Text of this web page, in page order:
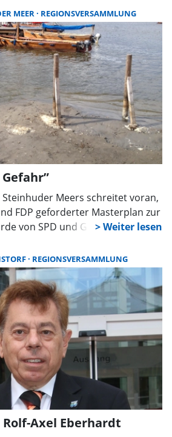
Verkehr und Klimaschutz geplant.
trägt das Zahlenwerk mit, die
„finanziellen Sackgasse”.
MEER REGIONSVERSAMMLUNG
Meers schreitet voran,
FDP geforderter Masterplan zur
von SPD und Grünen in der
und negativen Folgen für
REGIONSVERSAMMLUNG
Axel Eberhardt